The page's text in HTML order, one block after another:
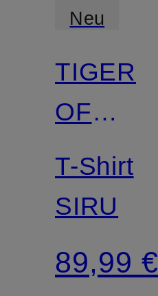
Neu
TIGER
OF
SWEDEN
T-Shirt
SIRU
89,99 €